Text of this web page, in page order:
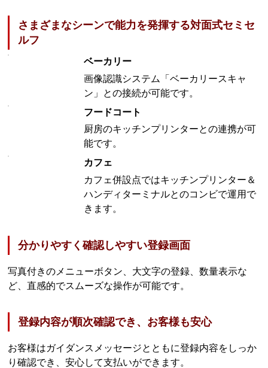
さまざまなシーンで能力を発揮する対面式セミセ
ルフ
ベーカリー
画像認識システム「ベーカリースキャ
ン」との接続が可能です。
フードコート
厨房のキッチンプリンターとの連携が可
能です。
カフェ
カフェ併設点ではキッチンプリンター＆
ハンディターミナルとのコンビで運用で
きます。
分かりやすく確認しやすい登録画面
写真付きのメニューボタン、大文字の登録、数量表示な
ど、直感的でスムーズな操作が可能です。
登録内容が順次確認でき、お客様も安心
お客様はガイダンスメッセージとともに登録内容をしっか
り確認でき、安心して支払いができます。